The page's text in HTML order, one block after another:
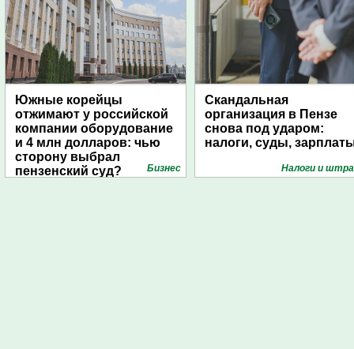
Южные корейцы
отжимают у российской
компании оборудование
и 4 млн долларов: чью
сторону выбрал
пензенский суд?
Бизнес
Скандальная
организация в Пензе
снова под ударом:
налоги, суды,
Налоги и